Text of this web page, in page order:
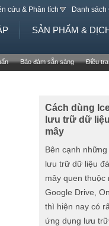
navigation
cứu & Phân tích Danh sách
SẢN PHẨM &
Bảo đảm sẵn sàng Điều tra
Cách dùng
lưu trữ dữ
mây
Bên cạnh những
lưu trữ dữ liệu
mây quen thuộc
Google Drive,
thì hiện nay có
ứng dụng lưu